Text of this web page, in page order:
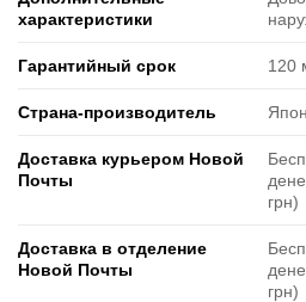
характеристики
Гарантийный срок 120
Страна-производитель
Доставка курьером Новой
Почты
грн)
Доставка в отделение
Новой Почты
грн)